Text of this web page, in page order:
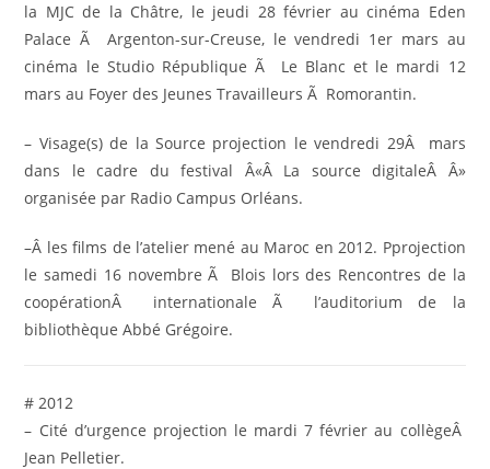
la MJC de la Châtre, le jeudi 28 février au cinéma Eden
Palace Ã Argenton-sur-Creuse, le vendredi 1er mars au
cinéma le Studio République Ã Le Blanc et le mardi 12
mars au Foyer des Jeunes Travailleurs Ã Romorantin.
– Visage(s) de la Source projection le vendredi 29Â mars
dans le cadre du festival Â«Â La source digitaleÂ Â»
organisée par Radio Campus Orléans.
–Â les films de l’atelier mené au Maroc en 2012. Pprojection
le samedi 16 novembre Ã Blois lors des Rencontres de la
coopérationÂ internationale Ã l’auditorium de la
bibliothèque Abbé Grégoire.
# 2012
– Cité d’urgence projection le mardi 7 février au collègeÂ
Jean Pelletier.